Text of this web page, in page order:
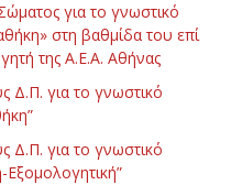
για το γνωστικό
στη βαθμίδα του επί
της Α.Ε.Α. Αθήνας
Δ.Π. για το γνωστικό
Δ.Π. για το γνωστικό
Εξομολογητική”